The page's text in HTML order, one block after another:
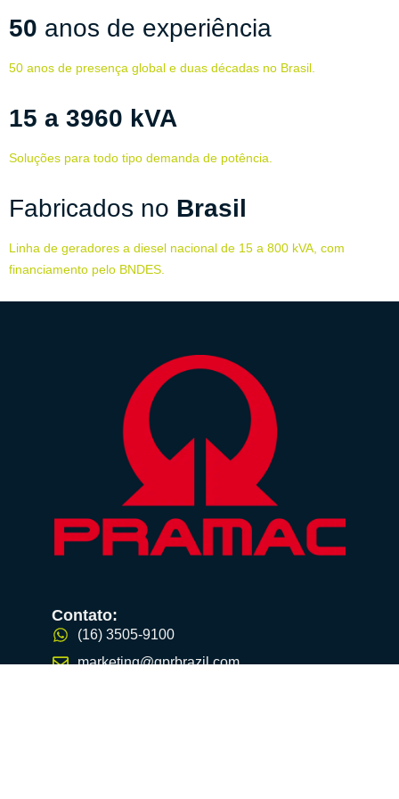
50 anos de experiência
50 anos de presença global e duas décadas no Brasil.
15 a 3960 kVA
Soluções para todo tipo demanda de potência.
Fabricados no Brasil
Linha de geradores a diesel nacional de 15 a 800 kVA, com
financiamento pelo BNDES.
Contato:
(16) 3505-9100
marketing@gprbrazil.com